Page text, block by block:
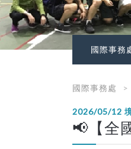
國際事務
國際事務處
2026/05/12
📢【全